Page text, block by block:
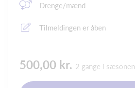
Drenge/mænd
Tilmeldingen er åben
500,00 kr. 2 gange i sæsonen